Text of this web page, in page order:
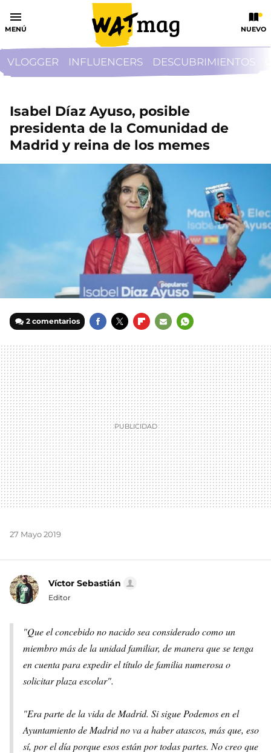
MENÚ NUEVO
VLOGGER INFLUENCERS DESCUBRIMIENTOS
Isabel Díaz Ayuso, posible
presidenta de la Comunidad de
Madrid y reina de los memes
2 comentarios
MAIL
27 Mayo 2019
Víctor Sebastián
Editor
"Que el concebido no nacido sea considerado como un
miembro más de la unidad familiar, de manera que se tenga
en cuenta para expedir el título de familia numerosa o
solicitar plaza escolar".
"Era parte de la vida de Madrid. Si sigue Podemos en el
Ayuntamiento de Madrid no va a haber atascos, más que, eso
sí, por el día porque esos están por todas partes. No creo que